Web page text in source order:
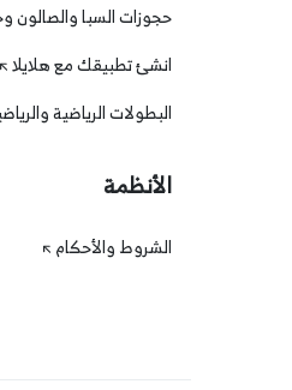
حجوزات السبا والصالون
انشئ تطبيقك مع هلايلا
البطولات الرياضية
الأنظمة
الشروط والأحكام